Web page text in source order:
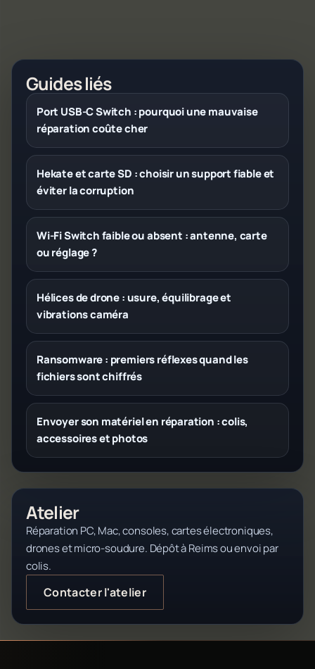
Guides liés
Port USB-C Switch : pourquoi une mauvaise
réparation coûte cher
Hekate et carte SD : choisir un support fiable et
éviter la corruption
Wi-Fi Switch faible ou absent : antenne, carte
ou réglage ?
Hélices de drone : usure, équilibrage et
vibrations caméra
Ransomware : premiers réflexes quand les
fichiers sont chiffrés
Envoyer son matériel en réparation : colis,
accessoires et photos
Atelier
Réparation PC, Mac, consoles, cartes électroniques,
drones et micro-soudure. Dépôt à Reims ou envoi par
colis.
Contacter l'atelier